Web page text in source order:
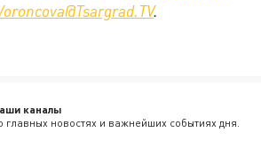
.
каналы
главных новостях и важнейших событиях дня.